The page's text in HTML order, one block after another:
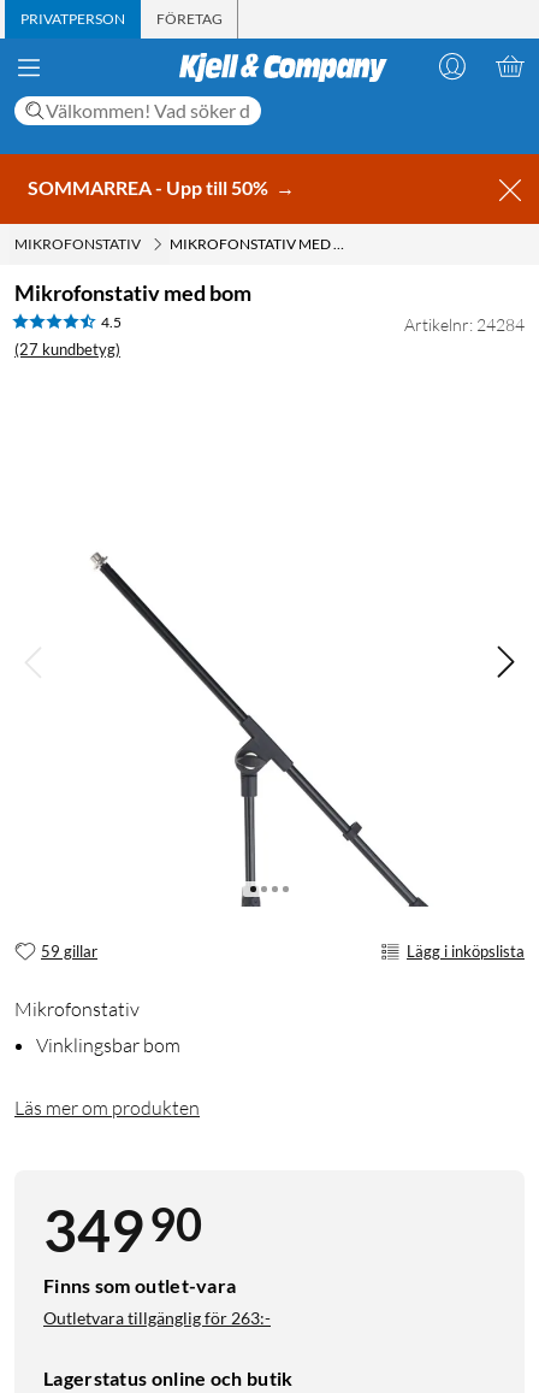
PRIVATPERSON FÖRETAG
SOMMARREA - Upp till 50% →
MIKROFONSTATIV MIKROFONSTATIV MED BOM
Mikrofonstativ med bom
4.5
(27 kundbetyg)
Artikelnr: 24284
59 gillar Lägg i inköpslista
Mikrofonstativ
Vinklingsbar bom
Läs mer om produkten
34990
Finns som outlet-vara
Outletvara tillgänglig för263:-
Lagerstatus online och butik